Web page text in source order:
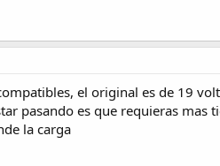
el original es de 19
pasando es que requieras mas
la carga